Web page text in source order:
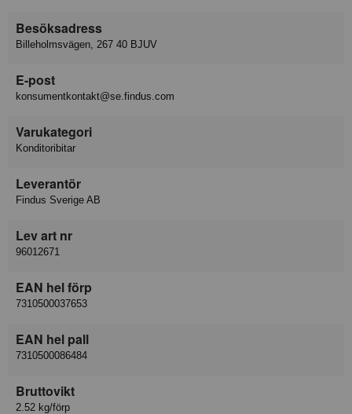
Besöksadress
Billeholmsvägen, 267 40 BJUV
E-post
konsumentkontakt@se.findus.com
Varukategori
Konditoribitar
Leverantör
Findus Sverige AB
Lev art nr
96012671
EAN hel förp
7310500037653
EAN hel pall
7310500086484
Bruttovikt
2.52 kg/förp